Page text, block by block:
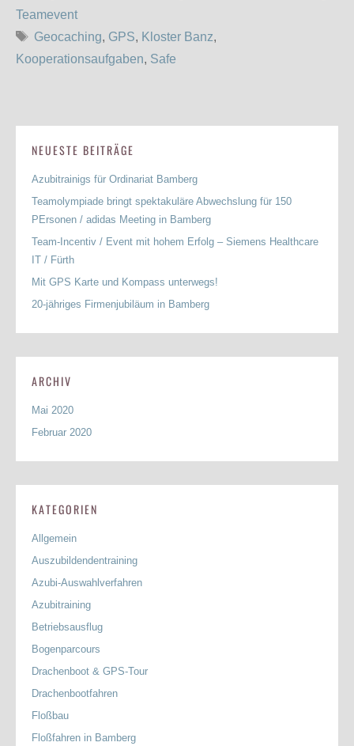
Teamevent
Schlagwörter
Geocaching, GPS, Kloster Banz,
Kooperationsaufgaben, Safe
NEUESTE BEITRÄGE
Azubitrainigs für Ordinariat Bamberg
Teamolympiade bringt spektakuläre Abwechslung für 150
PErsonen / adidas Meeting in Bamberg
Team-Incentiv / Event mit hohem Erfolg – Siemens Healthcare
IT / Fürth
Mit GPS Karte und Kompass unterwegs!
20-jähriges Firmenjubiläum in Bamberg
ARCHIV
Mai 2020
Februar 2020
KATEGORIEN
Allgemein
Auszubildendentraining
Azubi-Auswahlverfahren
Azubitraining
Betriebsausflug
Bogenparcours
Drachenboot & GPS-Tour
Drachenbootfahren
Floßbau
Floßfahren in Bamberg